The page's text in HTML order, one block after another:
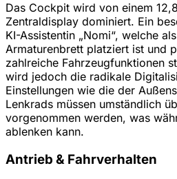
Das Cockpit wird von einem
Zentraldisplay dominiert. Ein
KI-Assistentin „Nomi“, welche
Armaturenbrett platziert ist und
zahlreiche Fahrzeugfunktionen
wird jedoch die radikale
Einstellungen wie die der
Lenkrads müssen umständlich
vorgenommen werden, was
ablenken kann.
Antrieb & Fahrverhalten